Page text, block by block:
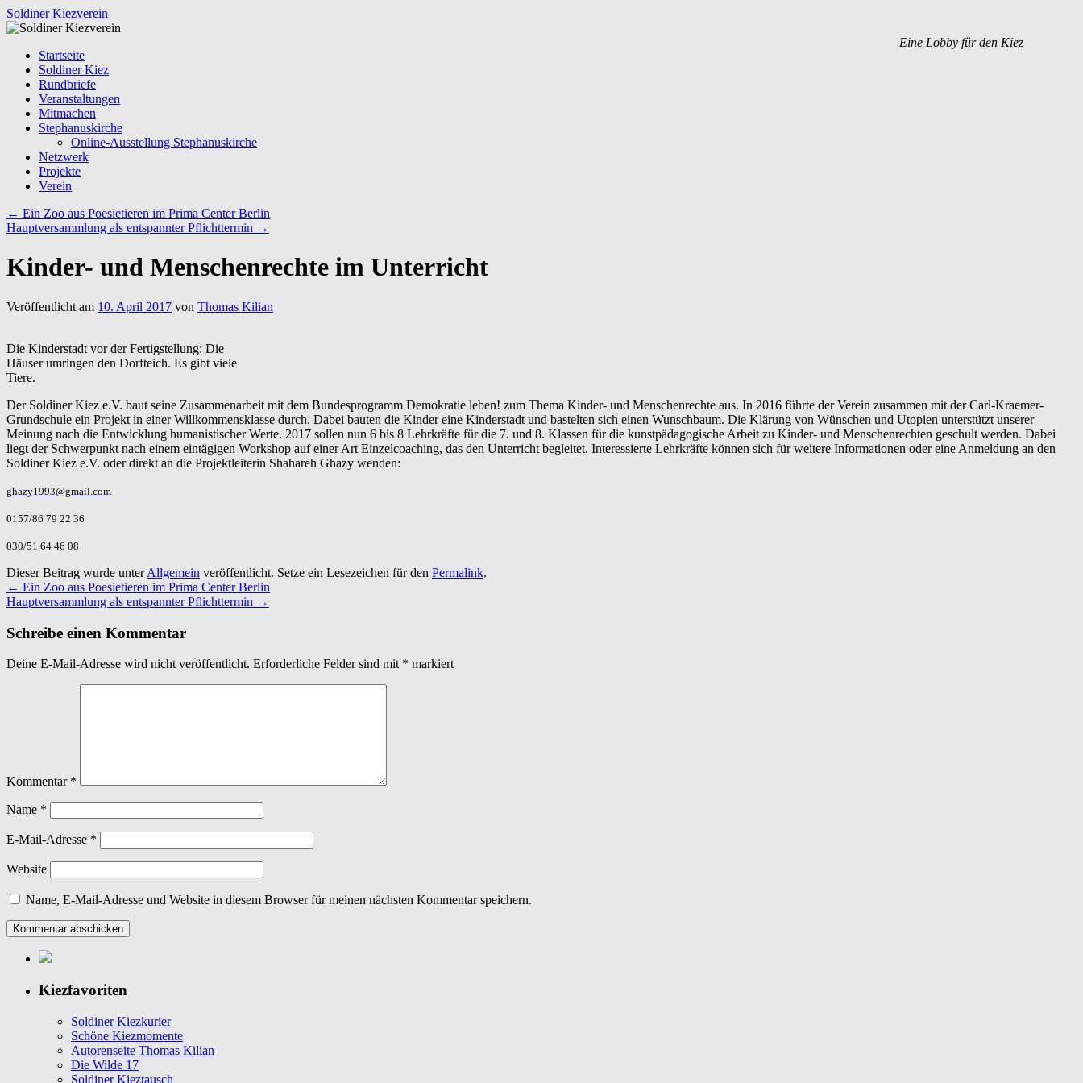
Zum
Inhalt
Soldiner Kiezverein
Eine Lobby für den Kiez
Startseite
Soldiner Kiez
Rundbriefe
Veranstaltungen
Mitmachen
Stephanuskirche
Online-Ausstellung Stephanuskirche
Netzwerk
Projekte
Verein
← Ein Zoo aus Poesietieren im Prima Center Berlin
Hauptversammlung als entspannter Pflichttermin →
Kinder- und Menschenrechte im Unterricht
Veröffentlicht am 10. April 2017 von Thomas Kilian
Die Kinderstadt vor der Fertigstellung: Die
Häuser umringen den Dorfteich. Es gibt viele
Tiere.
Der Soldiner Kiez e.V. baut seine Zusammenarbeit mit dem Bundesprogramm Demokratie leben! zum Thema Kinder- und Menschenrechte aus. In 2016 führte der Verein zusammen mit der Carl-Kraemer-
Grundschule ein Projekt in einer Willkommensklasse durch. Dabei bauten die Kinder eine Kinderstadt und bastelten sich einen Wunschbaum. Die Klärung von Wünschen und Utopien unterstützt unserer
Meinung nach die Entwicklung humanistischer Werte. 2017 sollen nun 6 bis 8 Lehrkräfte für die 7. und 8. Klassen für die kunstpädagogische Arbeit zu Kinder- und Menschenrechten geschult werden. Dabei
liegt der Schwerpunkt nach einem eintägigen Workshop auf einer Art Einzelcoaching, das den Unterricht begleitet. Interessierte Lehrkräfte können sich für weitere Informationen oder eine Anmeldung an den
Soldiner Kiez e.V. oder direkt an die Projektleiterin Shahareh Ghazy wenden:
ghazy1993@gmail.com
0157/86 79 22 36
030/51 64 46 08
Dieser Beitrag wurde unterAllgemein veröffentlicht. Setze ein Lesezeichen für den Permalink.
← Ein Zoo aus Poesietieren im Prima Center Berlin
Hauptversammlung als entspannter Pflichttermin →
Schreibe einen Kommentar
Deine E-Mail-Adresse wird nicht veröffentlicht. Erforderliche Felder sind mit * markiert
Kommentar *
Name *
E-Mail-Adresse *
Website
Name, E-Mail-Adresse und Website in diesem Browser für meinen nächsten Kommentar speichern.
Kiezfavoriten
Soldiner Kiezkurier
Schöne Kiezmomente
Autorenseite Thomas Kilian
Die Wilde 17
Soldiner Kieztausch